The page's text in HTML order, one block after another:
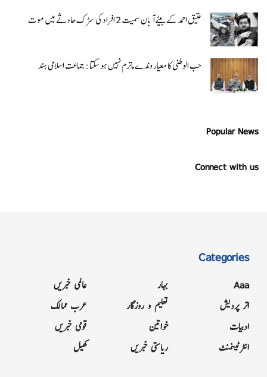
عتیق احمد کے بیٹے آبان سمیت 2 افراد کی سڑک حادثے میں موت
حب الوطنی کا معیار وندے ماترم نہیں ہو سکتا : جماعت اسلامی ہند
Popular News
Connect with us
Categories
Aaa
اتر پردیش
ادبیات
انٹرٹینمنٹ
بہار
تعلیم و روزگار
خواتین
ریاستی خبریں
عالمی خبریں
عرب ممالک
قومی خبریں
کھیل